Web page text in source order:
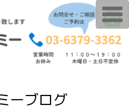
ーブログ
T
o
g
g
l
e
n